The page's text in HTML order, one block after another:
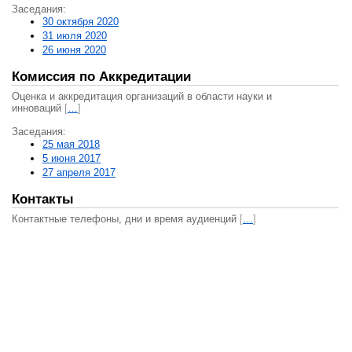
Заседания:
30 октября 2020
31 июля 2020
26 июня 2020
Комиссия по Аккредитации
Оценка и аккредитация организаций в области науки и
инноваций […]
Заседания:
25 мая 2018
5 июня 2017
27 апреля 2017
Контакты
Контактные телефоны, дни и время аудиенций […]